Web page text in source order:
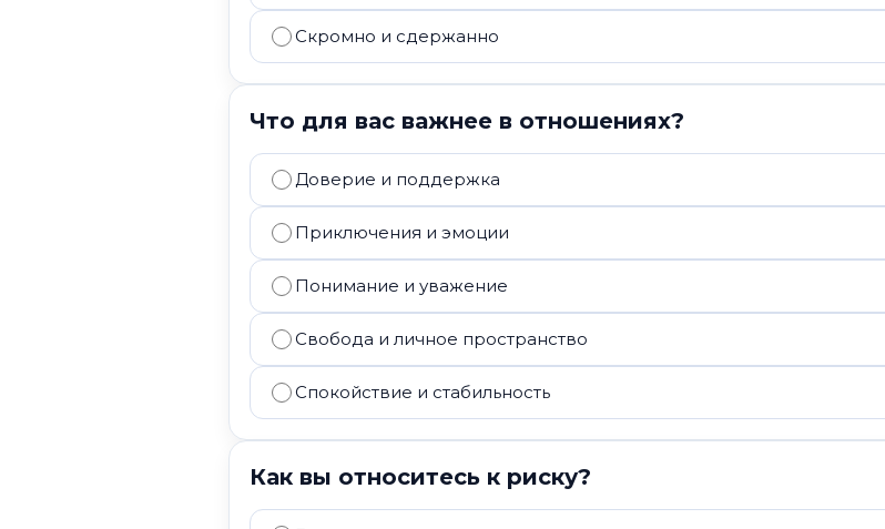
Скромно и сдержанно
Что для вас важнее в отношениях?
Доверие и поддержка
Приключения и эмоции
Понимание и уважение
Свобода и личное пространство
Спокойствие и стабильность
Как вы относитесь к риску?